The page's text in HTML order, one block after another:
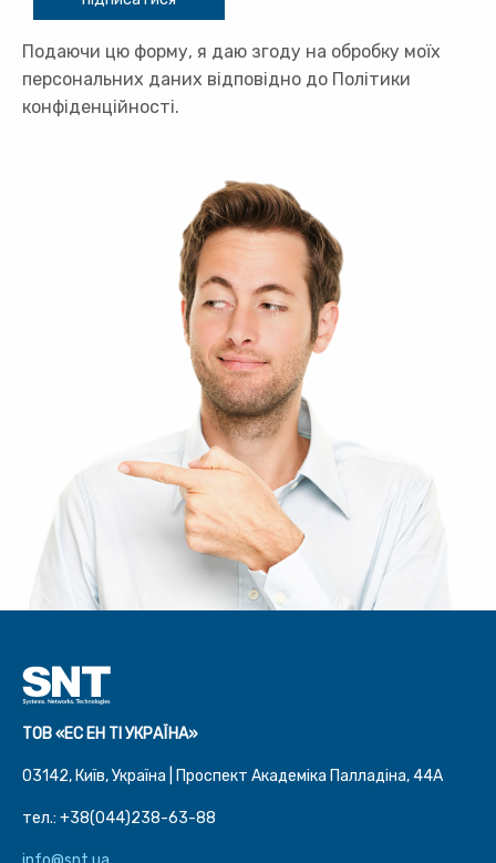
Подаючи цю форму, я даю згоду на обробку моїх
персональних даних відповідно до Політики
конфіденційності.
ТОВ «ЕС ЕН ТІ УКРАЇНА»
03142, Київ, Україна | Проспект Академіка Палладіна, 44A
тел.: +38(044)238-63-88